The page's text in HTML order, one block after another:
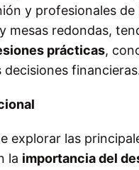
y profesionales
mesas redondas,
prácticas,
decisiones
explorar las
la importancia del